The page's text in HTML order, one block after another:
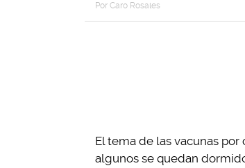
Por Caro Rosales
El tema de las vacunas
algunos se quedan